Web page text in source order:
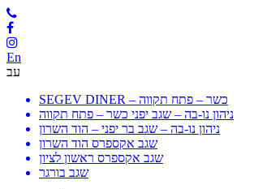
En
עב
SEGEV DINER – כשר – פתח תקווה
ניהון נו-בה – שגב יפני כשר – פתח תקווה
ניהון נו-בה – שגב בר יפני – הוד השרון
שגב אקספרס הוד השרון
שגב אקספרס ראשון לציון
שגב בורגר